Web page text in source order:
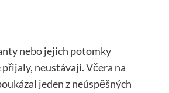
nebo jejich potomky
neustávají. Včera na
jeden z neúspěšných